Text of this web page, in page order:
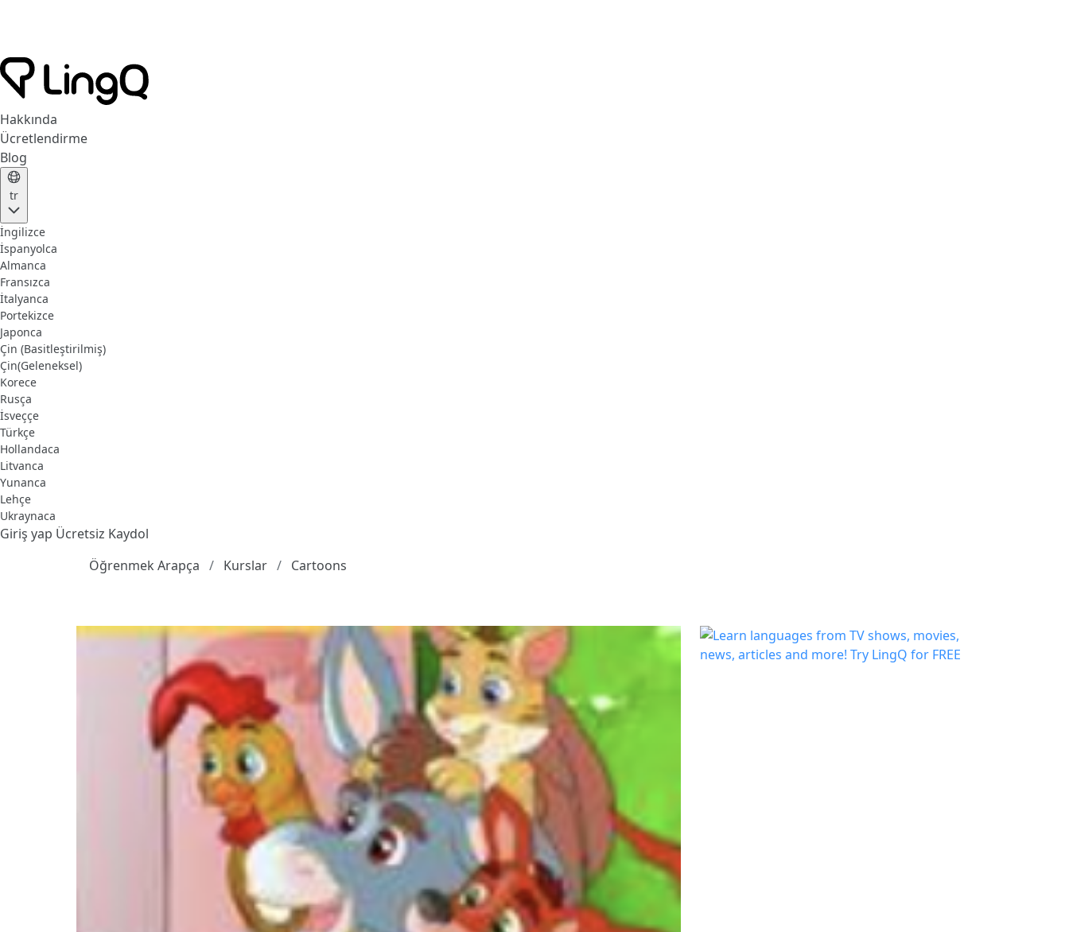
Hakkında
Ücretlendirme
Blog
tr
İngilizce
İspanyolca
Almanca
Fransızca
İtalyanca
Portekizce
Japonca
Çin (Basitleştirilmiş)
Çin(Geleneksel)
Korece
Rusça
İsveççe
Türkçe
Hollandaca
Litvanca
Yunanca
Lehçe
Ukraynaca
Giriş yap Ücretsiz Kaydol
Öğrenmek Arapça
Kurslar Cartoons